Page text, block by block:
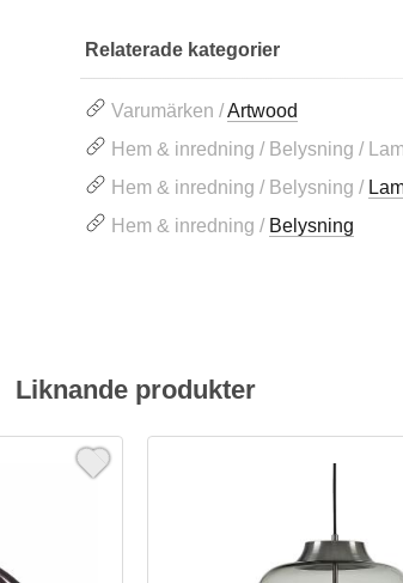
Relaterade kategorier
Varumärken /Artwood
Hem & inredning / Belysning /
Hem & inredning / Belysning /
Hem & inredning / Belysning
Liknande produkter